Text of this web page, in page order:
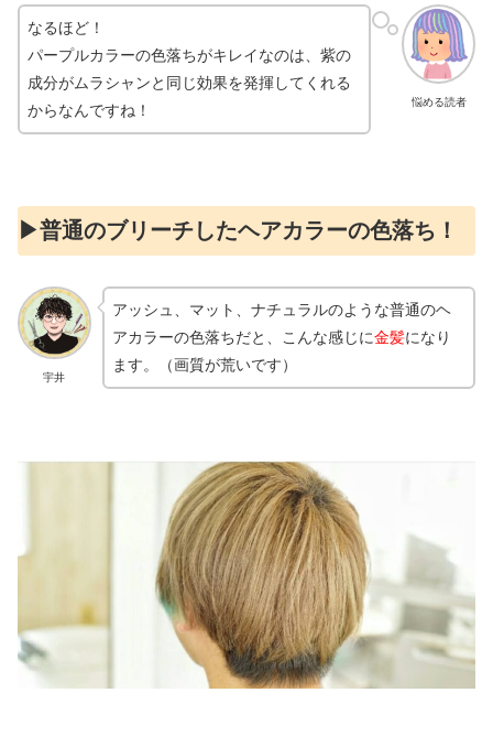
悩める読者
なるほど！
パープルカラーの色落ちがキレイなのは、紫の
成分がムラシャンと同じ効果を発揮してくれる
からなんですね！
▶︎普通のブリーチしたヘアカラーの色落ち！
宇井
アッシュ、マット、ナチュラルのような普通のヘ
アカラーの色落ちだと、こんな感じに金髪になり
ます。（画質が荒いです）